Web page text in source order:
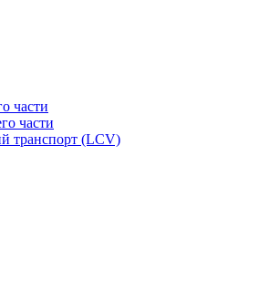
части
части
транспорт (LCV)